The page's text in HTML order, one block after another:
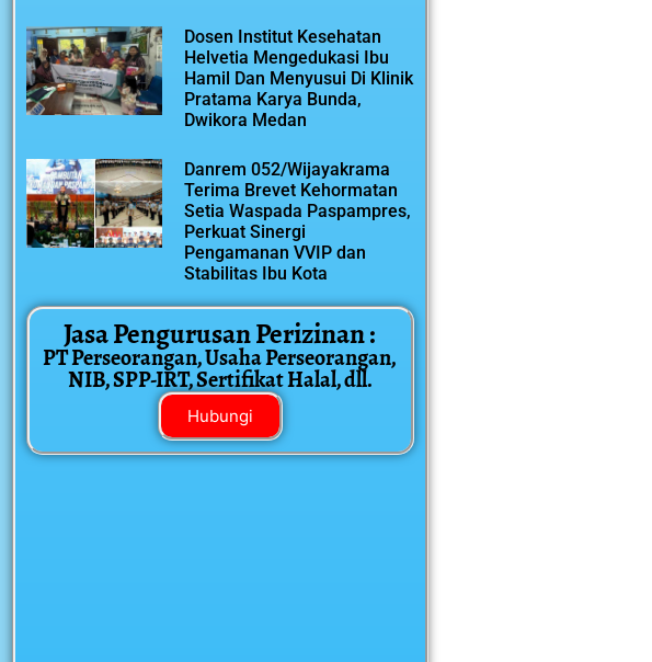
Dosen Institut Kesehatan
Helvetia Mengedukasi Ibu
Hamil Dan Menyusui Di Klinik
Pratama Karya Bunda,
Dwikora Medan
Danrem 052/Wijayakrama
Terima Brevet Kehormatan
Setia Waspada Paspampres,
Perkuat Sinergi
Pengamanan VVIP dan
Stabilitas Ibu Kota
Jasa Pengurusan Perizinan :
PT Perseorangan, Usaha Perseorangan,
NIB, SPP-IRT, Sertifikat Halal, dll.
Hubungi